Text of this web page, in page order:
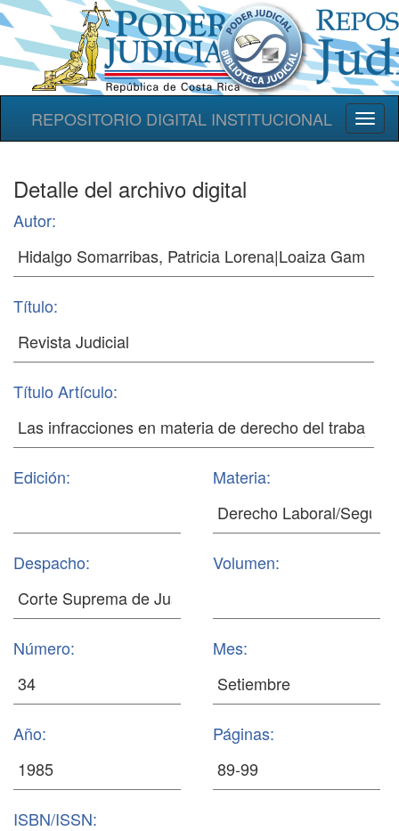
REPOSITORIO DIGITAL INSTITUCIONAL
Detalle del archivo digital
Autor:
Título:
Título Artículo:
Edición: Materia:
Despacho: Volumen:
Número: Mes:
Año: Páginas:
ISBN/ISSN: